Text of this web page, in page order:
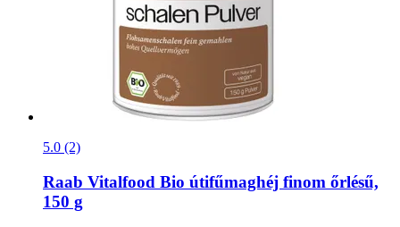
5.0 (2)
Raab Vitalfood Bio útifűmaghéj finom őrlésű,
150 g